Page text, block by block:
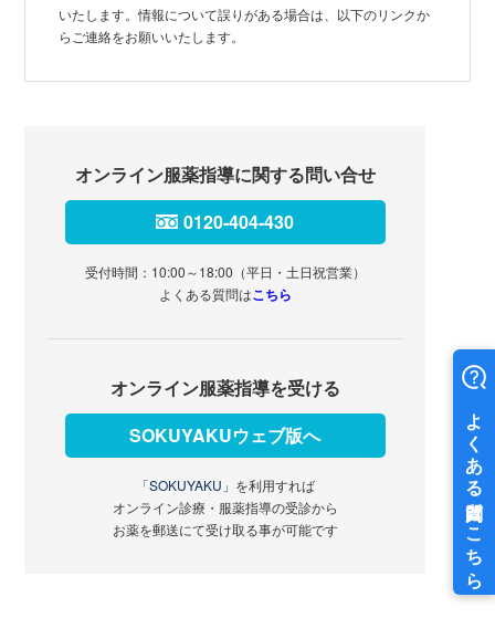
いたします。情報について誤りがある場合は、以下のリンクか
らご連絡をお願いいたします。
オンライン服薬指導に関する問い合せ
0120-404-430
受付時間：10:00～18:00（平日・土日祝営業）
よくある質問はこちら
オンライン服薬指導を受ける
SOKUYAKUウェブ版へ
「SOKUYAKU」 を利用すれば
オンライン診療・服薬指導の受診から
お薬を郵送にて受け取る事が可能です